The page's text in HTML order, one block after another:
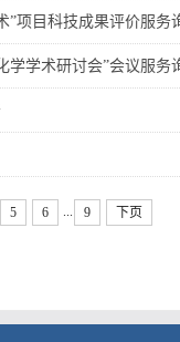
”项目科技成果评价服务
学学术研讨会”会议服务
5 6 9 下页